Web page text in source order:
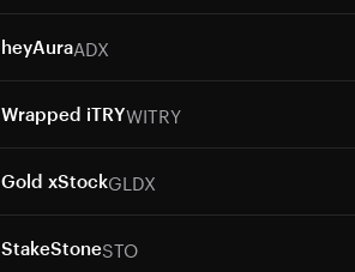
heyAuraADX
Wrapped iTRYWITRY
Gold xStockGLDX
StakeStoneSTO